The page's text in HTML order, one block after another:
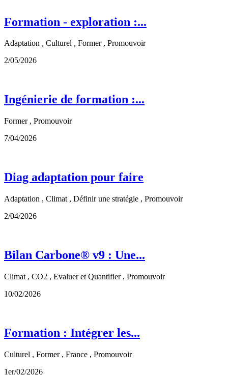
Formation - exploration :...
Adaptation , Culturel , Former , Promouvoir
2/05/2026
Ingénierie de formation :...
Former , Promouvoir
7/04/2026
Diag adaptation pour faire
Adaptation , Climat , Définir une stratégie , Promouvoir
2/04/2026
Bilan Carbone® v9 : Une...
Climat , CO2 , Evaluer et Quantifier , Promouvoir
10/02/2026
Formation : Intégrer les...
Culturel , Former , France , Promouvoir
1er/02/2026